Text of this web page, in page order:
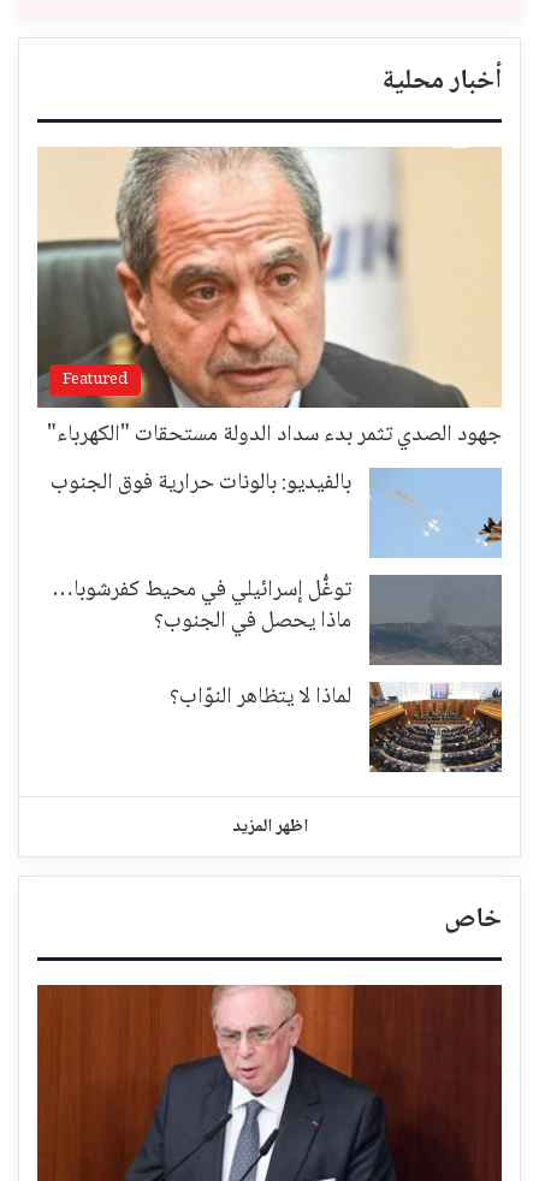
أخبار محلية
Featured
جهود الصدي تثمر بدء سداد الدولة مستحقات "الكهرباء"
بالفيديو: بالونات حرارية فوق الجنوب
توغُّل إسرائيلي في محيط كفرشوبا…
ماذا يحصل في الجنوب؟
لماذا لا يتظاهر النوّاب؟
اظهر المزيد
خاص